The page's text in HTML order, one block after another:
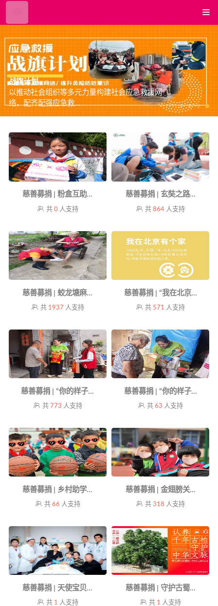
战旗计划
以推动社会组织等多元力量构建社会应急救援网
络，配齐配强应急救...
慈善募捐 | 粉盒互助...
共 0 人支持
慈善募捐 | 玄奘之路...
共864 人支持
慈善募捐 | 蛟龙塘麻...
共 1937 人支持
慈善募捐 | “我在北京...
共 571 人支持
慈善募捐 | “你的样子...
共 773 人支持
慈善募捐 | “你的样子...
共63 人支持
慈善募捐 | 乡村助学...
共 66 人支持
慈善募捐 | 金翅膀关...
共318 人支持
慈善募捐 | 天使宝贝...
共 1 人支持
慈善募捐 | 守护古蜀...
共 1 人支持